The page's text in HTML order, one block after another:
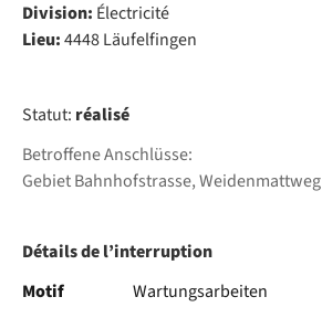
Division: Électricité
Lieu:4448 Läufelfingen
Statut: réalisé
Betroffene Anschlüsse:
Gebiet Bahnhofstrasse, Weidenmattweg
Détails de l’interruption
Motif
Wartungsarbeiten